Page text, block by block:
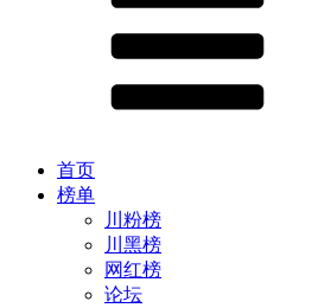
首页
榜单
川粉榜
川黑榜
网红榜
论坛